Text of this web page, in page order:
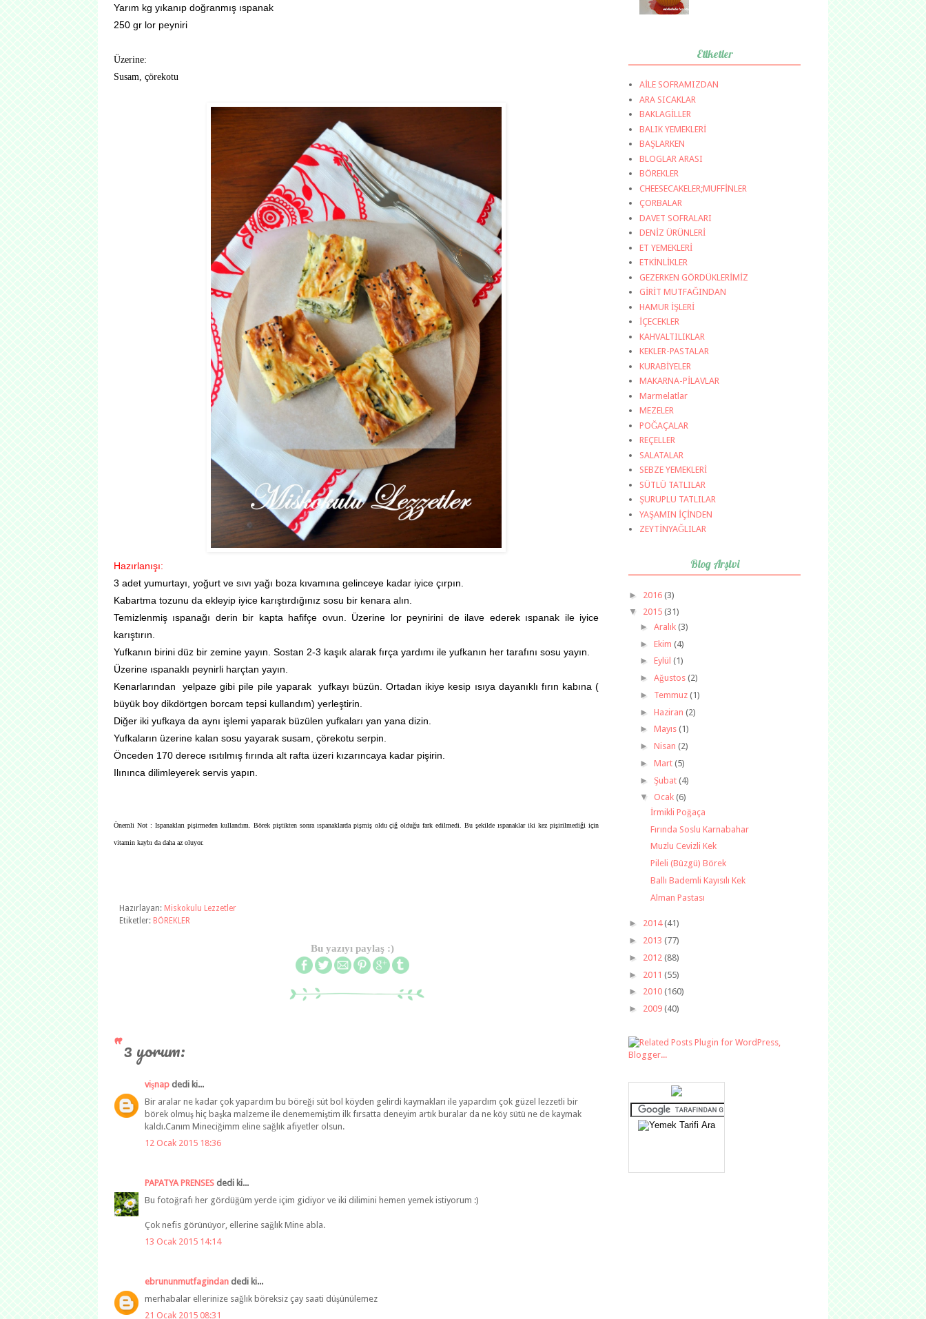
Yarım kg yıkanıp doğranmış ıspanak
250 gr lor peyniri
Üzerine:
Susam, çörekotu
Hazırlanışı:
3 adet yumurtayı, yoğurt ve sıvı yağı boza kıvamına gelinceye kadar iyice çırpın.
Kabartma tozunu da ekleyip iyice karıştırdığınız sosu bir kenara alın.
Temizlenmiş ıspanağı derin bir kapta hafifçe ovun. Üzerine lor peynirini de ilave ederek ıspanak ile iyice
karıştırın.
Yufkanın birini düz bir zemine yayın. Sostan 2-3 kaşık alarak fırça yardımı ile yufkanın her tarafını sosu yayın.
Üzerine ıspanaklı peynirli harçtan yayın.
Kenarlarından yelpaze gibi pile pile yaparak yufkayı büzün. Ortadan ikiye kesip ısıya dayanıklı fırın kabına (
büyük boy dikdörtgen borcam tepsi kullandım) yerleştirin.
Diğer iki yufkaya da aynı işlemi yaparak büzülen yufkaları yan yana dizin.
Yufkaların üzerine kalan sosu yayarak susam, çörekotu serpin.
Önceden 170 derece ısıtılmış fırında alt rafta üzeri kızarıncaya kadar pişirin.
Ilınınca dilimleyerek servis yapın.
Önemli Not : Ispanakları pişirmeden kullandım. Börek piştikten sonra ıspanaklarda pişmiş oldu çiğ olduğu fark edilmedi. Bu şekilde ıspanaklar iki kez pişirilmediği için
vitamin kaybı da daha az oluyor.
Hazırlayan: Miskokulu Lezzetler
Etiketler: BÖREKLER
Bu yazıyı paylaş :)
3 yorum:
vişnap dedi ki...
Bir aralar ne kadar çok yapardım bu böreği süt bol köyden gelirdi kaymakları ile yapardım çok güzel lezzetli bir
börek olmuş hiç başka malzeme ile denememiştim ilk fırsatta deneyim artık buralar da ne köy sütü ne de kaymak
kaldı.Canım Mineciğimm eline sağlık afiyetler olsun.
12 Ocak 2015 18:36
PAPATYA PRENSES dedi ki...
Bu fotoğrafı her gördüğüm yerde içim gidiyor ve iki dilimini hemen yemek istiyorum :)
Çok nefis görünüyor, ellerine sağlık Mine abla.
13 Ocak 2015 14:14
ebrununmutfagindan dedi ki...
merhabalar ellerinize sağlık böreksiz çay saati düşünülemez
21 Ocak 2015 08:31
Etiketler
AİLE SOFRAMIZDAN
ARA SICAKLAR
BAKLAGİLLER
BALIK YEMEKLERİ
BAŞLARKEN
BLOGLAR ARASI
BÖREKLER
CHEESECAKELER;MUFFİNLER
ÇORBALAR
DAVET SOFRALARI
DENİZ ÜRÜNLERİ
ET YEMEKLERİ
ETKİNLİKLER
GEZERKEN GÖRDÜKLERİMİZ
GİRİT MUTFAĞINDAN
HAMUR İŞLERİ
İÇECEKLER
KAHVALTILIKLAR
KEKLER-PASTALAR
KURABİYELER
MAKARNA-PİLAVLAR
Marmelatlar
MEZELER
POĞAÇALAR
REÇELLER
SALATALAR
SEBZE YEMEKLERİ
SÜTLÜ TATLILAR
ŞURUPLU TATLILAR
YAŞAMIN İÇİNDEN
ZEYTİNYAĞLILAR
Blog Arşivi
► 2016 (3)
▼ 2015 (31)
► Aralık (3)
► Ekim (4)
► Eylül (1)
► Ağustos (2)
► Temmuz (1)
► Haziran (2)
► Mayıs (1)
► Nisan (2)
► Mart (5)
► Şubat (4)
▼ Ocak (6)
İrmikli Poğaça
Fırında Soslu Karnabahar
Muzlu Cevizli Kek
Pileli (Büzgü) Börek
Ballı Bademli Kayısılı Kek
Alman Pastası
► 2014(41)
► 2013 (77)
► 2012 (88)
► 2011 (55)
► 2010 (160)
► 2009 (40)